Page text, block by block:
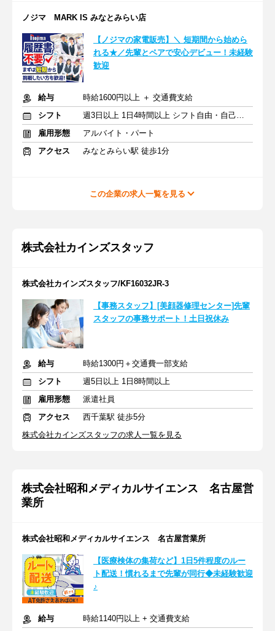
ノジマ MARK IS みなとみらい店
【ノジマの家電販売】＼ 短期間から始めら
れる★／先輩とペアで安心デビュー！未経験
歓迎
給与
時給1600円以上 ＋ 交通費支給
シフト
週3日以上 1日4時間以上 シフト自由・自己申告
雇用形態
アルバイト・パート
アクセス
みなとみらい駅 徒歩1分
この企業の求人一覧を見る
株式会社カインズスタッフ
株式会社カインズスタッフ/KF16032JR-3
【事務スタッフ】[美顔器修理センター]先輩
スタッフの事務サポート！土日祝休み
給与
時給1300円＋交通費一部支給
シフト
週5日以上 1日8時間以上
雇用形態
派遣社員
アクセス
西千葉駅 徒歩5分
株式会社カインズスタッフの求人一覧を見る
株式会社昭和メディカルサイエンス 名古屋営
業所
株式会社昭和メディカルサイエンス 名古屋営業所
【医療検体の集荷など】1日5件程度のルー
ト配送！慣れるまで先輩が同行◆未経験歓迎
♪
給与
時給1140円以上 + 交通費支給